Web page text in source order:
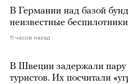
В Германии над базой
неизвестные беспилотники
11 часов назад
В Швеции задержали пару
туристов. Их посчитали